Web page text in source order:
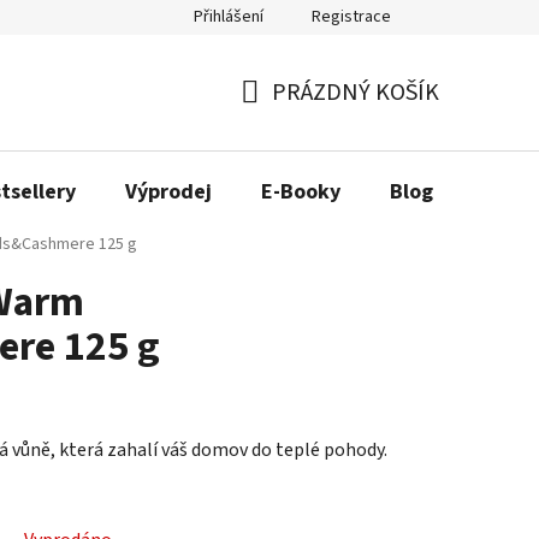
Přihlášení Registrace
KOŠÍK
PRÁZDNÝ KOŠÍK
Výprodej E-Booky Blog
125 g
125 g
vůně, která zahalí váš domov do teplé pohody.